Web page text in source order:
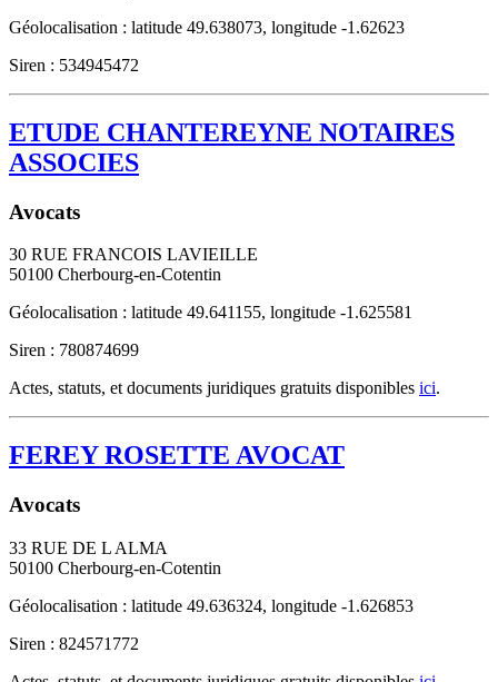
Géolocalisation : latitude 49.638073, longitude -1.62623
Siren : 534945472
ETUDE CHANTEREYNE NOTAIRES
ASSOCIES
Avocats
30 RUE FRANCOIS LAVIEILLE
50100 Cherbourg-en-Cotentin
Géolocalisation : latitude 49.641155, longitude -1.625581
Siren : 780874699
Actes, statuts, et documents juridiques gratuits disponibles ici.
FEREY ROSETTE AVOCAT
Avocats
33 RUE DE L ALMA
50100 Cherbourg-en-Cotentin
Géolocalisation : latitude 49.636324, longitude -1.626853
Siren : 824571772